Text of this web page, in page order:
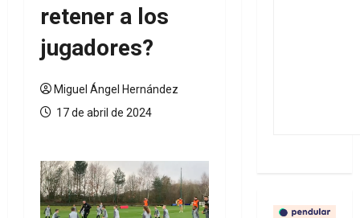
retener a los
jugadores?
Miguel Ángel Hernández
17 de abril de 2024